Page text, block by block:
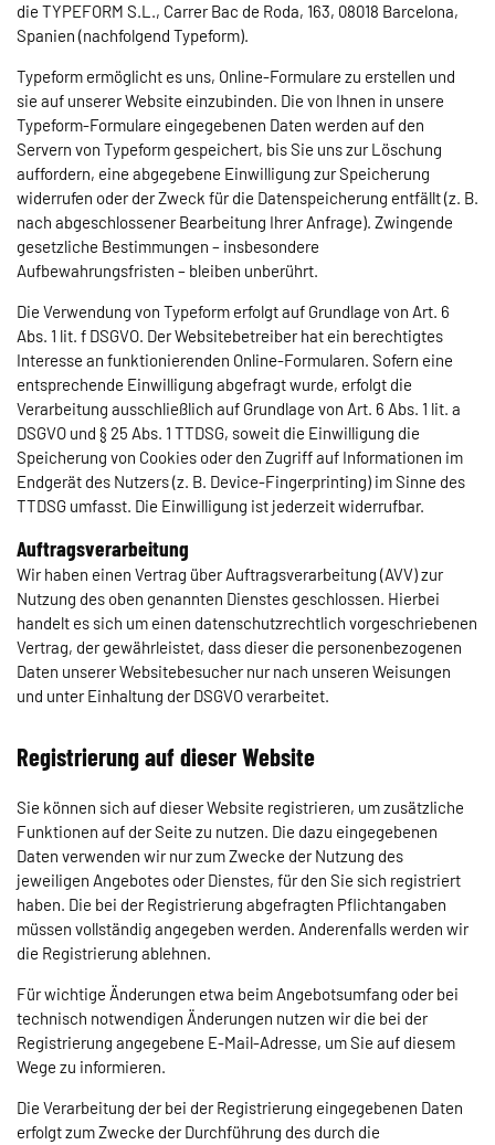
die TYPEFORM S.L., Carrer Bac de Roda, 163, 08018 Barcelona,
Spanien (nachfolgend Typeform).
Typeform ermöglicht es uns, Online-Formulare zu erstellen und
sie auf unserer Website einzubinden. Die von Ihnen in unsere
Typeform-Formulare eingegebenen Daten werden auf den
Servern von Typeform gespeichert, bis Sie uns zur Löschung
auffordern, eine abgegebene Einwilligung zur Speicherung
widerrufen oder der Zweck für die Datenspeicherung entfällt (z. B.
nach abgeschlossener Bearbeitung Ihrer Anfrage). Zwingende
gesetzliche Bestimmungen – insbesondere
Aufbewahrungsfristen – bleiben unberührt.
Die Verwendung von Typeform erfolgt auf Grundlage von Art. 6
Abs. 1 lit. f DSGVO. Der Websitebetreiber hat ein berechtigtes
Interesse an funktionierenden Online-Formularen. Sofern eine
entsprechende Einwilligung abgefragt wurde, erfolgt die
Verarbeitung ausschließlich auf Grundlage von Art. 6 Abs. 1 lit. a
DSGVO und § 25 Abs. 1 TTDSG, soweit die Einwilligung die
Speicherung von Cookies oder den Zugriff auf Informationen im
Endgerät des Nutzers (z. B. Device-Fingerprinting) im Sinne des
TTDSG umfasst. Die Einwilligung ist jederzeit widerrufbar.
Auftragsverarbeitung
Wir haben einen Vertrag über Auftragsverarbeitung (AVV) zur
Nutzung des oben genannten Dienstes geschlossen. Hierbei
handelt es sich um einen datenschutzrechtlich vorgeschriebenen
Vertrag, der gewährleistet, dass dieser die personenbezogenen
Daten unserer Websitebesucher nur nach unseren Weisungen
und unter Einhaltung der DSGVO verarbeitet.
Registrierung auf dieser Website
Sie können sich auf dieser Website registrieren, um zusätzliche
Funktionen auf der Seite zu nutzen. Die dazu eingegebenen
Daten verwenden wir nur zum Zwecke der Nutzung des
jeweiligen Angebotes oder Dienstes, für den Sie sich registriert
haben. Die bei der Registrierung abgefragten Pflichtangaben
müssen vollständig angegeben werden. Anderenfalls werden wir
die Registrierung ablehnen.
Für wichtige Änderungen etwa beim Angebotsumfang oder bei
technisch notwendigen Änderungen nutzen wir die bei der
Registrierung angegebene E-Mail-Adresse, um Sie auf diesem
Wege zu informieren.
Die Verarbeitung der bei der Registrierung eingegebenen Daten
erfolgt zum Zwecke der Durchführung des durch die